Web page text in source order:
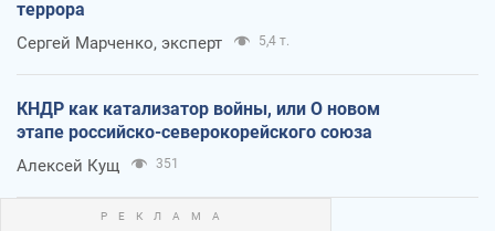
террора
Сергей Марченко, эксперт 5,4 т.
КНДР как катализатор войны, или О новом
этапе российско-северокорейского союза
Алексей Кущ 351